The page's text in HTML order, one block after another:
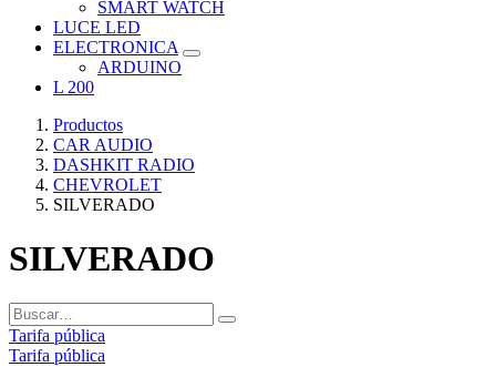
SMART WATCH
LUCE LED
ELECTRONICA
ARDUINO
L 200
Productos
CAR AUDIO
DASHKIT RADIO
CHEVROLET
SILVERADO
SILVERADO
Tarifa pública
Tarifa pública